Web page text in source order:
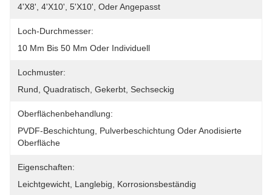
4'x8', 4'x10', 5'x10', Oder Angepasst
Loch-Durchmesser:
10 Mm Bis 50 Mm Oder Individuell
Lochmuster:
Rund, Quadratisch, Gekerbt, Sechseckig
Oberflächenbehandlung:
PVDF-Beschichtung, Pulverbeschichtung Oder Anodisierte
Oberfläche
Eigenschaften:
Leichtgewicht, Langlebig, Korrosionsbeständig